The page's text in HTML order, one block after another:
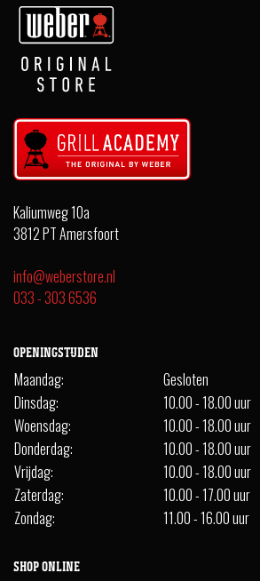
Kaliumweg 10a
3812 PT Amersfoort
info@weberstore.nl
033 - 303 6536
OPENINGSTIJDEN
Maandag:
Gesloten
Dinsdag:
10.00 - 18.00 uur
Woensdag:
10.00 - 18.00 uur
Donderdag:
10.00 - 18.00 uur
Vrijdag:
10.00 - 18.00 uur
Zaterdag:
10.00 - 17.00 uur
Zondag:
11.00 - 16.00 uur
SHOP ONLINE